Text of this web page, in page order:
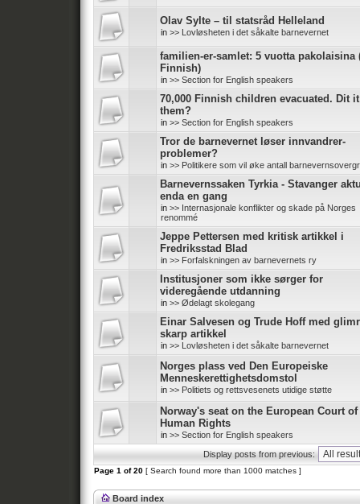
Olav Sylte – til statsråd Helleland
in >> Lovløsheten i det såkalte barnevernet
familien-er-samlet: 5 vuotta pakolaisina
Finnish)
in >> Section for English speakers
70,000 Finnish children evacuated. Dit
them?
in >> Section for English speakers
Tror de barnevernet løser innvandrer-
problemer?
in >> Politikere som vil øke antall
Barnevernssaken Tyrkia - Stavanger
enda en gang
in >> Internasjonale konflikter og skade på Norges
renommé
Jeppe Pettersen med kritisk artikkel i
Fredriksstad Blad
in >> Forfalskningen av barnevernets ry
Institusjoner som ikke sørger for
videregående utdanning
in >> Ødelagt skolegang
Einar Salvesen og Trude Hoff med
skarp artikkel
in >> Lovløsheten i det såkalte barnevernet
Norges plass ved Den Europeiske
Menneskerettighetsdomstol
in >> Politiets og rettsvesenets utidige støtte
Norway's seat on the European Court of
Human Rights
in >> Section for English speakers
Display posts from previous:
Page 1 of20 [ Search found more than 1000 matches ]
Board index